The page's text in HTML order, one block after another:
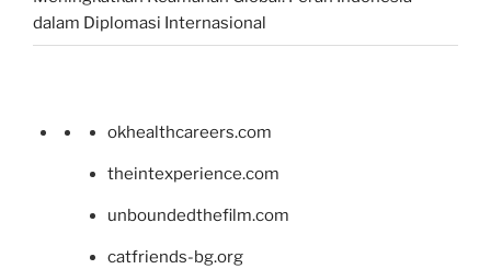
dalam Diplomasi Internasional
okhealthcareers.com
theintexperience.com
unboundedthefilm.com
catfriends-bg.org